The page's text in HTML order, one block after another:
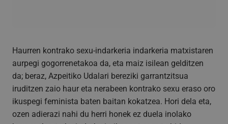
Haurren kontrako sexu-indarkeria indarkeria matxistaren
aurpegi gogorrenetakoa da, eta maiz isilean gelditzen
da; beraz, Azpeitiko Udalari bereziki garrantzitsua
iruditzen zaio haur eta nerabeen kontrako sexu eraso oro
ikuspegi feminista baten baitan kokatzea. Hori dela eta,
ozen adierazi nahi du herri honek ez duela inolako